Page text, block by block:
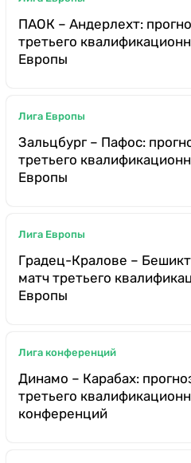
ПАОК – Андерлехт:
третьего
Европы
Лига Европы
Зальцбург – Пафос:
третьего
Европы
Лига Европы
Градец-Кралове –
матч третьего
Европы
Лига конференций
Динамо – Карабах:
третьего
конференций